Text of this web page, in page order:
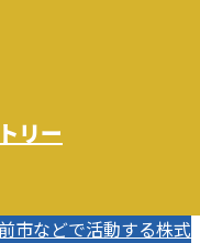
リー